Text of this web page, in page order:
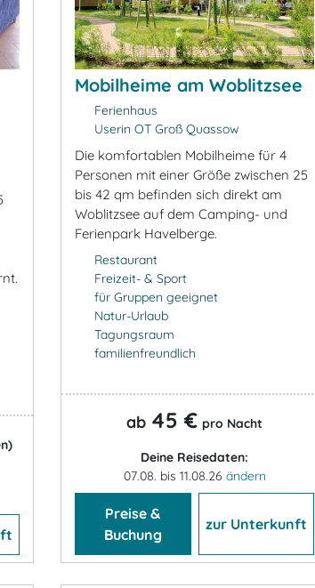
Mobilheime am Woblitzsee
Ferienhaus
Userin OT Groß Quassow
Die komfortablen Mobilheime für 4
Personen mit einer Größe zwischen 25
bis 42 qm befinden sich direkt am
Woblitzsee auf dem Camping- und
Ferienpark Havelberge.
Restaurant
Freizeit- & Sport
für Gruppen geeignet
Natur-Urlaub
Tagungsraum
familienfreundlich
ab 45 € pro Nacht
Deine Reisedaten:
07.08. bis 11.08.26 ändern
Preise &
Buchung
zur Unterkunft